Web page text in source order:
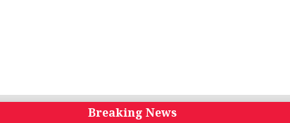
Breaking News